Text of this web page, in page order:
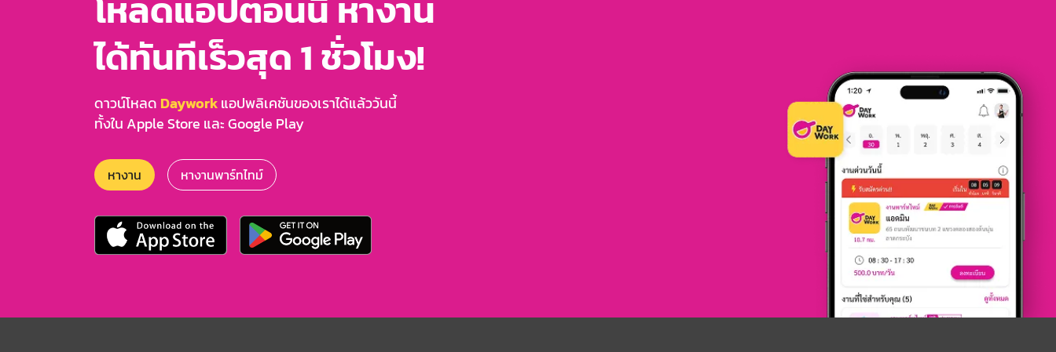
ได้ทันทีเร็วสุด 1 ชั่วโมง!
ดาวน์โหลด Dayworkแอปพลิเคชันของเราได้แล้ววันนี้
ทั้งใน Apple Store และ Google Play
หางาน หางานพาร์ทไทม์